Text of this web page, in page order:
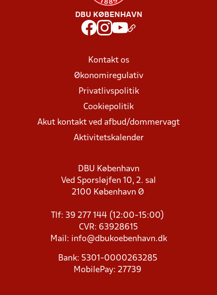
DBU KØBENHAVN
Kontakt os
Økonomiregulativ
Privatlivspolitik
Cookiepolitik
Akut kontakt ved afbud/dommervagt
Aktivitetskalender
DBU København
Ved Sporsløjfen 10, 2. sal
2100 København Ø
Tlf: 39 277 144 (12:00-15:00)
CVR: 63928615
Mail: info@dbukoebenhavn.dk
Bank: 5301-0000263285
MobilePay: 27739